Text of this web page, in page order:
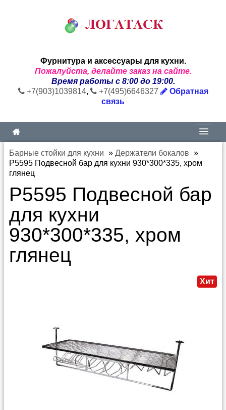
Фурнитура и аксессуары для кухни.
Пожалуйста, делайте заказ на сайте.
Время работы с 8:00 до 19:00.
+7(903)1039814, +7(495)6646327
Обратная
связь
Барные стойки для кухни » Держатели бокалов »
P5595 Подвесной бар для кухни 930*300*335, хром
глянец
P5595 Подвесной бар
для кухни
930*300*335, хром
глянец
Хит